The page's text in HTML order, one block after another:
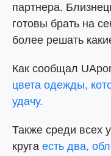
партнера.
готовы брать на
более решать
Как сообщал
цвета одежды,
удачу.
Также среди всех
круга есть два,